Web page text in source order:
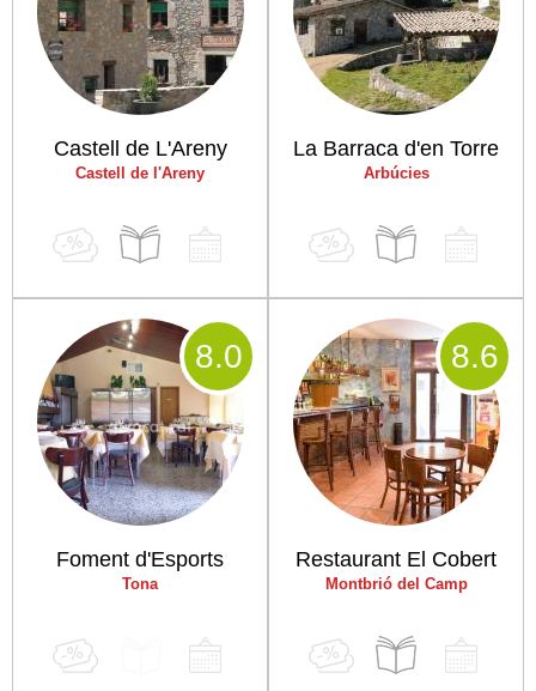
Castell de L'Areny
Castell de l'Areny
La Barraca d'en Torre
Arbúcies
Foment d'Esports
Tona
8.0
Restaurant El Cobert
Montbrió del Camp
8.6